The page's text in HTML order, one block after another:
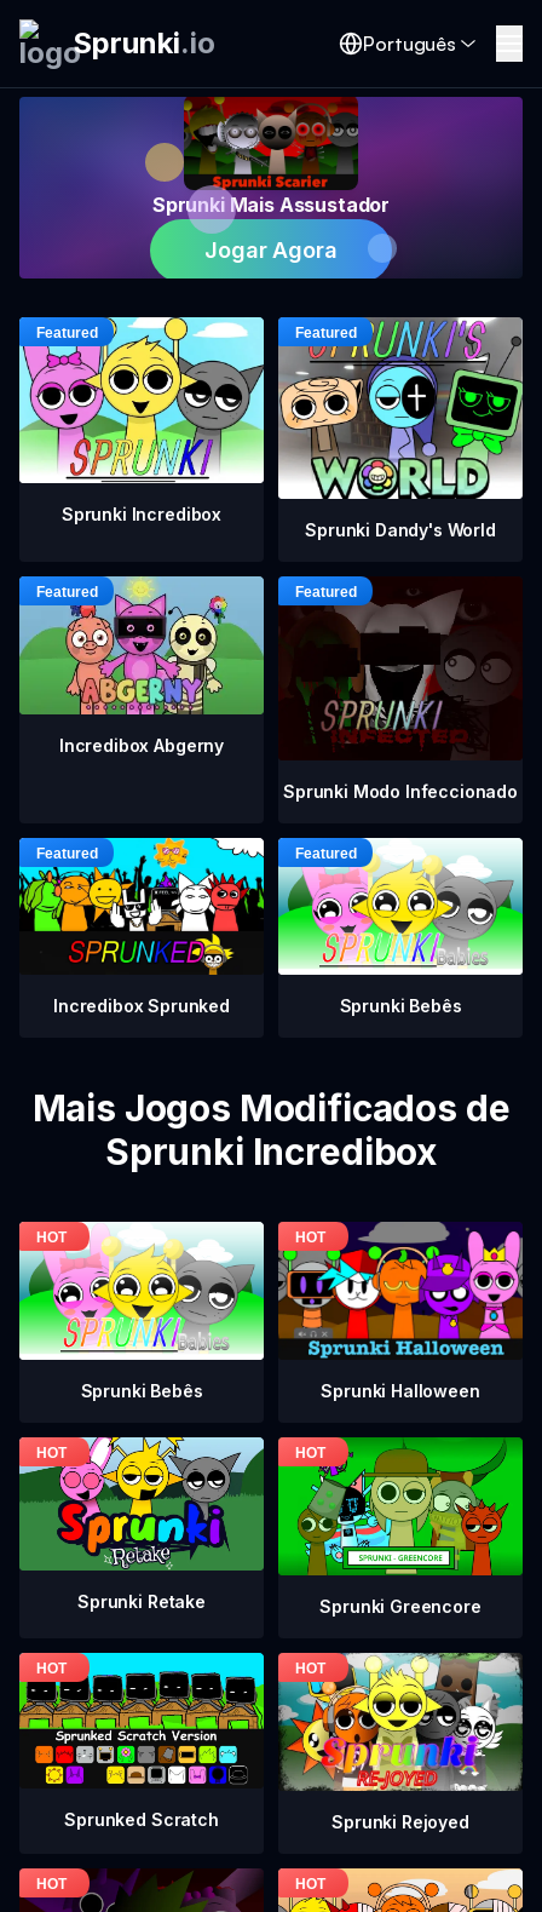
Sprunki.io Português
Sprunki Mais Assustador
Jogar Agora
Sprunki Incredibox
Sprunki Dandy's World
Incredibox Abgerny
Sprunki Modo Infeccionado
Incredibox Sprunked Sprunki Bebês
Mais Jogos Modificados de
Sprunki Incredibox
Sprunki Bebês Sprunki Halloween
Sprunki Retake Sprunki Greencore
Sprunked Scratch Sprunki Rejoyed